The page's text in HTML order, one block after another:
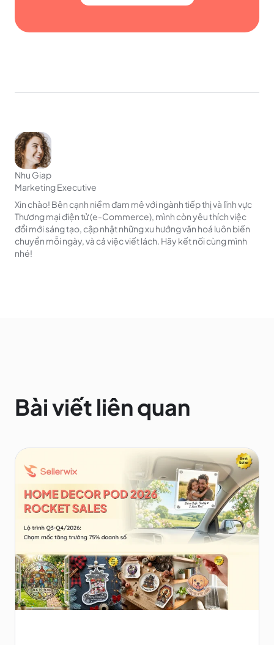
Nhu Giap
Marketing Executive
Xin chào! Bên cạnh niềm đam mê với ngành tiếp thị và lĩnh vực
Thương mại điện tử (e-Commerce), mình còn yêu thích việc
đổi mới sáng tạo, cập nhật những xu hướng văn hoá luôn biến
chuyển mỗi ngày, và cả việc viết lách. Hãy kết nối cùng mình
nhé!
Bài viết liên quan